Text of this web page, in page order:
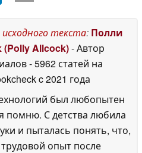
исходного текста: Полли
(Polly Allcock)- Автор
- 5962 статей на
c 2021 года
был любопытен
помню. С детства любила
и пыталась понять, что,
опыт после